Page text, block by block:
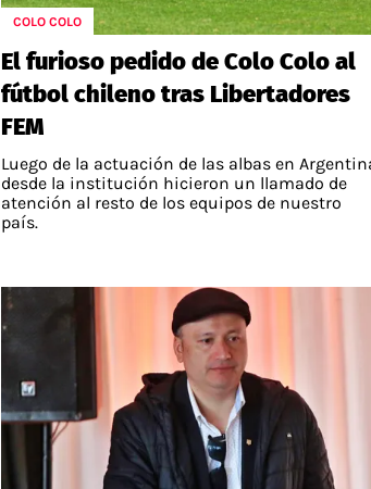
COLO COLO
El furioso pedido de Colo Colo al
fútbol chileno tras Libertadores
FEM
Luego de la actuación de las albas en
desde la institución hicieron un llamado de
atención al resto de los equipos de nuestro
país.